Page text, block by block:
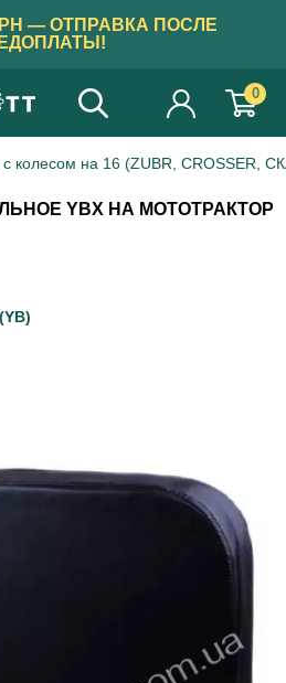
— ОТПРАВКА ПОСЛЕ
0
с колесом на 16 (ZUBR, CROSSER,
YBX НА МОТОТРАКТОР